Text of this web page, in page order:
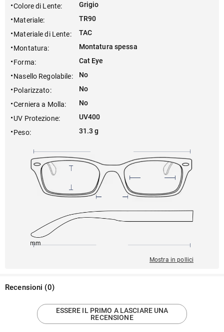
Colore di Lente:
Grigio
Materiale:
TR90
Materiale di Lente:
TAC
Montatura:
Montatura spessa
Forma:
Cat Eye
Nasello Regolabile:
No
Polarizzato:
No
Cerniera a Molla:
No
UV Protezione:
UV400
Peso: 31.3 g
148mm
Mostra in pollici
Recensioni (0)
ESSERE IL PRIMO A LASCIARE UNA
RECENSIONE